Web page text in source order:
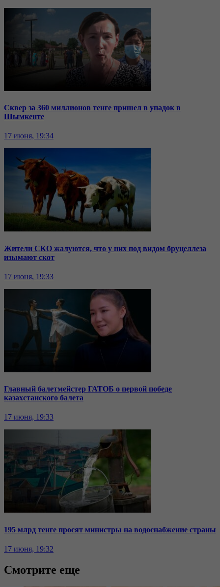
Сквер за 360 миллионов тенге пришел в упадок в
Шымкенте
17 июня, 19:34
Жители СКО жалуются, что у них под видом бруцеллеза
изымают скот
17 июня, 19:33
Главный балетмейстер ГАТОБ о первой победе
казахстанского балета
17 июня, 19:33
195 млрд тенге просят министры на водоснабжение страны
17 июня, 19:32
Смотрите еще